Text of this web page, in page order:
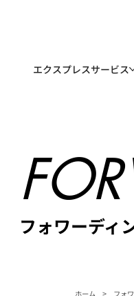
エクスプレスサービス
フォワーディ
ホーム > フォ